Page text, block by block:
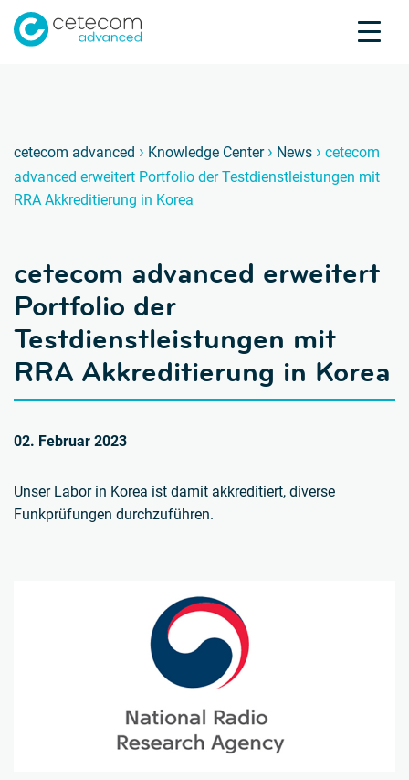
Produktprüfung
Branchen
Knowledge Center
cetecom advanced › Knowledge Center › News › cetecom
advanced erweitert Portfolio der Testdienstleistungen mit
RRA Akkreditierung in Korea
cetecom advanced erweitert
Portfolio der
Testdienstleistungen mit
RRA Akkreditierung in Korea
02. Februar 2023
Unser Labor in Korea ist damit akkreditiert, diverse
Funkprüfungen durchzuführen.